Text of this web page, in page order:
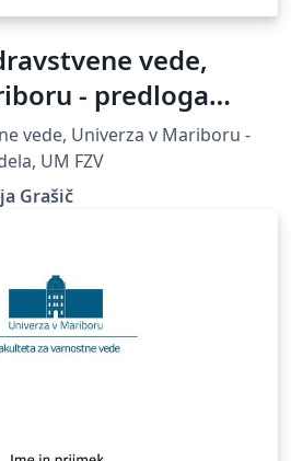
vede,
- predloga
vede, Univerza v Mariboru -
UM FZV
Grašič